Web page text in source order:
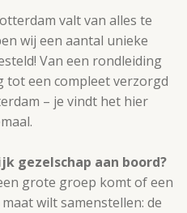
valt van alles te
wij een aantal unieke
Van een rondleiding
tot een compleet verzorgd
– je vindt het hier
gezelschap aan boord?
grote groep komt of een
wilt samenstellen: de